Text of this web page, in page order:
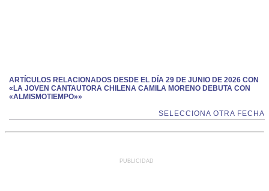
ARTÍCULOS RELACIONADOS DESDE EL DÍA 29 DE JUNIO DE 2026 CON
«LA JOVEN CANTAUTORA CHILENA CAMILA MORENO DEBUTA CON
«ALMISMOTIEMPO»»
SELECCIONA OTRA FECHA
PUBLICIDAD